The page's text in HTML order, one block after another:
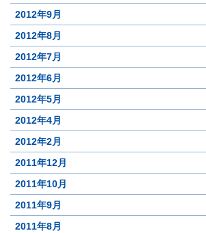
2012年9月
2012年8月
2012年7月
2012年6月
2012年5月
2012年4月
2012年2月
2011年12月
2011年10月
2011年9月
2011年8月